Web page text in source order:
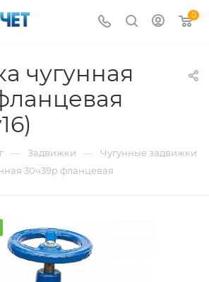
0
чугунная
— Задвижки — Чугунные задвижки
30ч39р фланцевая